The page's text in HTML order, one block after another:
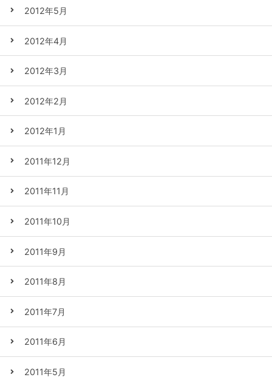
2012年5月
2012年4月
2012年3月
2012年2月
2012年1月
2011年12月
2011年11月
2011年10月
2011年9月
2011年8月
2011年7月
2011年6月
2011年5月